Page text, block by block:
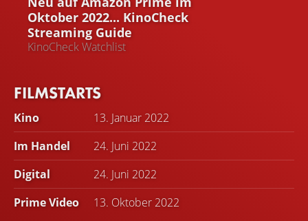
Oktober 2022... KinoCheck
Streaming Guide
KinoCheck Watchlist
FILMSTARTS
Kino
13. Januar 2022
Im Handel
24. Juni 2022
Digital
24. Juni 2022
Prime Video
13. Oktober 2022